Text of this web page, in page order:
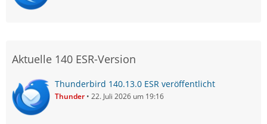
Aktuelle 140 ESR-Version
Thunderbird 140.13.0 ESR veröffentlicht
Thunder 22. Juli 2026 um 19:16